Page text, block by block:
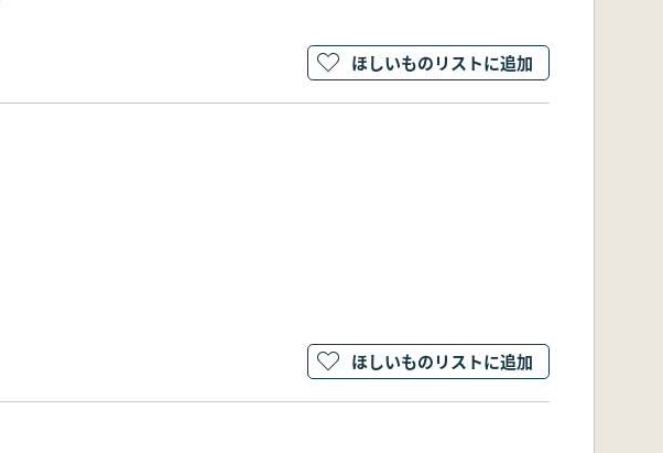
ほしいものリストに追加
ほしいものリストに追加